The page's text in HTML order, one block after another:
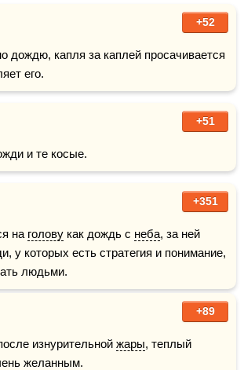
+52
дождю, капля за каплей просачивается
его.
+51
и те косые.
+351
на голову как дождь с неба, за ней
у которых есть стратегия и понимание,
людьми.
+89
изнурительной жары, теплый
желанным.